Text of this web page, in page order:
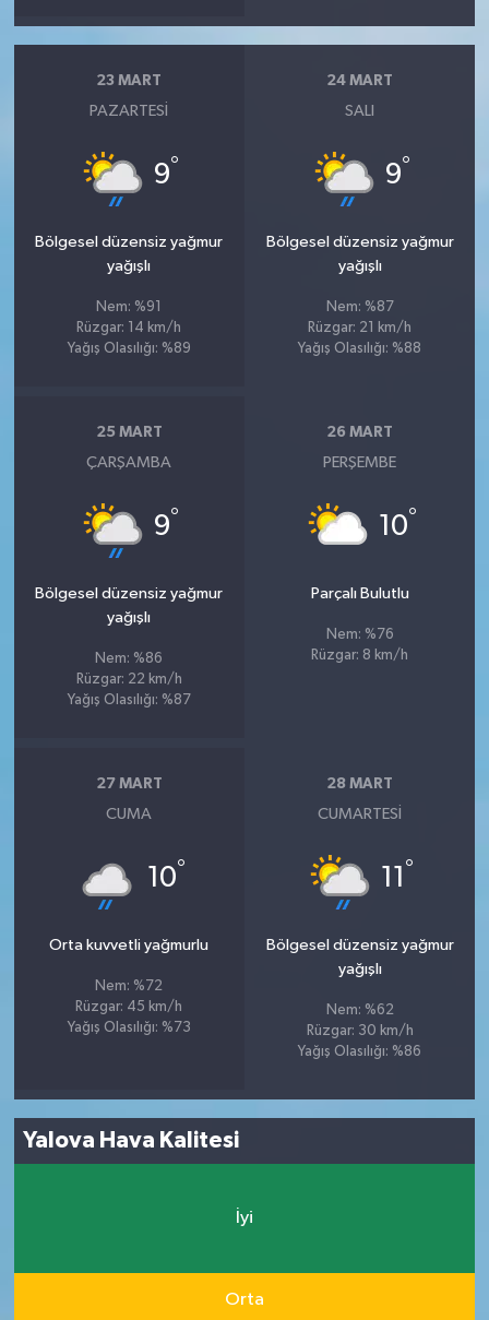
23 MART
PAZARTESI
9°
Bölgesel düzensiz yağmur
yağışlı
Nem: %91
Rüzgar: 14 km/h
Yağış Olasılığı: %89
24 MART
SALI
9°
Bölgesel düzensiz yağmur
yağışlı
Nem: %87
Rüzgar: 21 km/h
Yağış Olasılığı: %88
25 MART
ÇARŞAMBA
9°
Bölgesel düzensiz yağmur
yağışlı
Nem: %86
Rüzgar: 22 km/h
Yağış Olasılığı: %87
26 MART
PERŞEMBE
10°
Parçalı Bulutlu
Nem: %76
Rüzgar: 8 km/h
27 MART
CUMA
10°
Orta kuvvetli yağmurlu
Nem: %72
Rüzgar: 45 km/h
Yağış Olasılığı: %73
28 MART
CUMARTESI
11 °
Bölgesel düzensiz yağmur
yağışlı
Nem: %62
Rüzgar: 30 km/h
Yağış Olasılığı: %86
Yalova Hava Kalitesi
İyi
Orta